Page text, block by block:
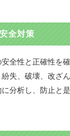
全対策
全性と正確性を
失、破壊、改ざ
分析し、防止と